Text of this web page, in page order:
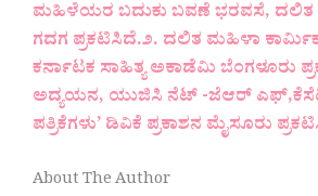
ಮಹಿಳೆಯರ ಬದುಕು ಬವಣೆ ಭರವಸೆ, ದಲಿತ
ಗದಗ ಪ್ರಕಟಿಸಿದೆ.೨. ದಲಿತ ಮಹಿಳಾ
ಕರ್ನಾಟಕ ಸಾಹಿತ್ಯ ಅಕಾಡೆಮಿ ಬೆಂಗಳೂರು
ಅದ್ಯಯನ, ಯುಜಿಸಿ ನೆಟ್ -ಜೆಆರ್ ಎಫ್,ಕೆಸೆಟ್
ಪತ್ರಿಕೆಗಳು’ ಡಿವಿಕೆ ಪ್ರಕಾಶನ ಮೈಸೂರು
About The Author